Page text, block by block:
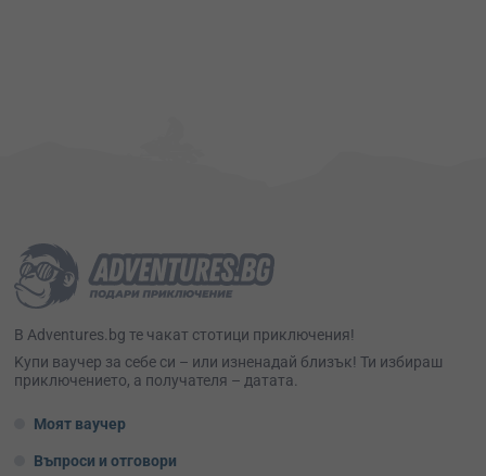
В Adventures.bg те чакат стотици приключения!
Kупи ваучер за себе си – или изненадай близък! Ти избираш
приключението, а получателя – датата.
Моят ваучер
Въпроси и отговори